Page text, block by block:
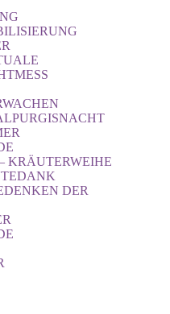
KRÄUTERWEIHE
DER